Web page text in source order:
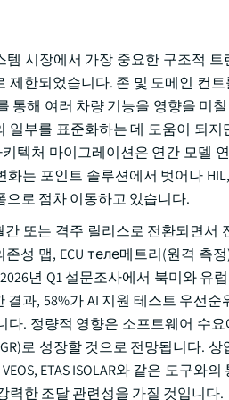
시장에서 가장 중요한 구조적
제한되었습니다. 존 및 도메인 컨
통해 여러 차량 기능을 영향을 미
일부를 표준화하는 데 도움이 되
텍처 마이그레이션은 연간 모델
는 포인트 솔루션에서 벗어나
로 점차 이동하고 있습니다.
또는 격주 릴리스로 전환되면서
성 맵, ECU теле메트리(원격 측
년 Q1 설문조사에서 북미와 유
과, 58%가 AI 지원 테스트 우선
. 정량적 영향은 소프트웨어 수
로 성장할 것으로 전망됩니다.
ETAS ISOLAR와 같은 도구
력한 조달 관련성을 가질 것입니다.